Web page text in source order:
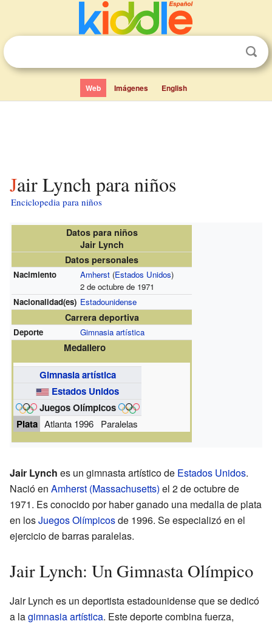
Web Imágenes English
Jair Lynch para niños
Enciclopedia para niños
Datos para niños
Jair Lynch
Datos personales
Nacimiento Amherst(Estados Unidos)
2 de octubre de 1971
Nacionalidad(es) Estadounidense
Carrera deportiva
Deporte Gimnasia artística
Medallero
Gimnasia artística
Estados Unidos
Juegos Olímpicos
Plata Atlanta 1996 Paralelas
Jair Lynch es un gimnasta artístico de Estados Unidos.
Nació en Amherst (Massachusetts) el 2 de octubre de
1971. Es conocido por haber ganado una medalla de plata
en losJuegos Olímpicosde 1996. Se especializó en el
ejercicio de barras paralelas.
Jair Lynch: Un Gimnasta Olímpico
Jair Lynch es un deportista estadounidense que se dedicó
a lagimnasia artística. Este deporte combina fuerza,